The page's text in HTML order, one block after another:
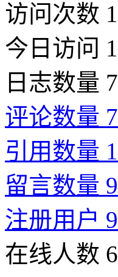
访问次数
今日访问
日志数量
评论数量
引用数量 1
留言数量
注册用户
在线人数